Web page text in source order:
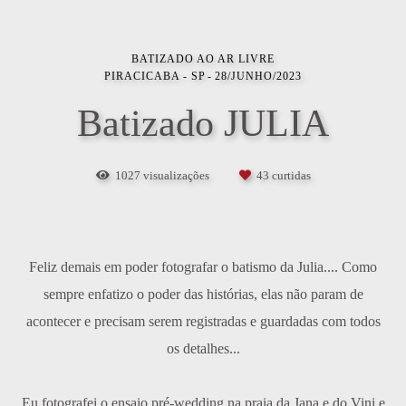
BATIZADO AO AR LIVRE
PIRACICABA - SP
28/JUNHO/2023
Batizado JULIA
1027 visualizações 43 curtidas
Feliz demais em poder fotografar o batismo da Julia.... Como
sempre enfatizo o poder das histórias, elas não param de
acontecer e precisam serem registradas e guardadas com todos
os detalhes...
Eu fotografei o ensaio pré-wedding na praia da Jana e do Vini e